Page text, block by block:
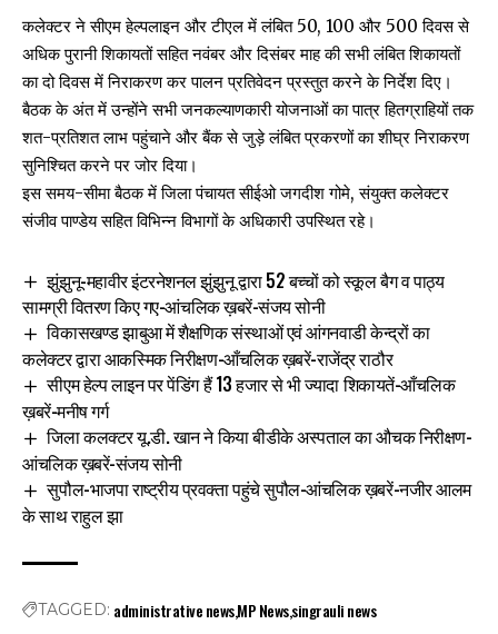
कलेक्टर ने सीएम हेल्पलाइन और टीएल में लंबित 50, 100 और 500 दिवस से
अधिक पुरानी शिकायतों सहित नवंबर और दिसंबर माह की सभी लंबित शिकायतों
का दो दिवस में निराकरण कर पालन प्रतिवेदन प्रस्तुत करने के निर्देश दिए।
बैठक के अंत में उन्होंने सभी जनकल्याणकारी योजनाओं का पात्र हितग्राहियों तक
शत-प्रतिशत लाभ पहुंचाने और बैंक से जुड़े लंबित प्रकरणों का शीघ्र निराकरण
सुनिश्चित करने पर जोर दिया।
इस समय-सीमा बैठक में जिला पंचायत सीईओ जगदीश गोमे, संयुक्त कलेक्टर
संजीव पाण्डेय सहित विभिन्न विभागों के अधिकारी उपस्थित रहे।
झुंझुनू-महावीर इंटरनेशनल झुंझुनू द्वारा 52 बच्चों को स्कूल बैग व पाठ्य
सामग्री वितरण किए गए-आंचलिक ख़बरें-संजय सोनी
विकासखण्ड झाबुआ में शैक्षणिक संस्थाओं एवं आंगनवाडी केन्द्रों का
कलेक्टर द्वारा आकस्मिक निरीक्षण-आँचलिक ख़बरें-राजेंद्र राठौर
सीएम हेल्प लाइन पर पेंडिंग हैं 13 हजार से भी ज्यादा शिकायतें-आँचलिक
ख़बरें-मनीष गर्ग
जिला कलक्टर यू.डी. खान ने किया बीडीके अस्पताल का औचक निरीक्षण-
आंचलिक ख़बरें-संजय सोनी
सुपौल-भाजपा राष्ट्रीय प्रवक्ता पहुंचे सुपौल-आंचलिक ख़बरें-नजीर आलम
के साथ राहुल झा
TAGGED: administrative newsMP Newssingrauli news